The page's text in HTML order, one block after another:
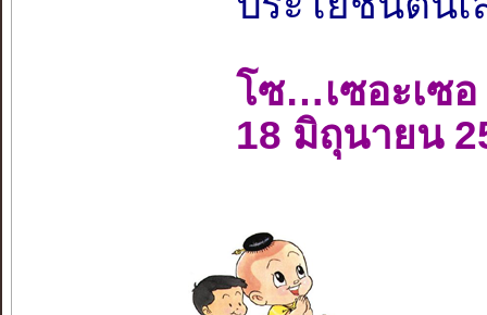
โซ…เซอะเซอ
18 มิถุนายน